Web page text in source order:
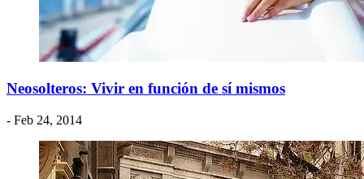
Neosolteros: Vivir en función de sí mismos
- Feb 24, 2014